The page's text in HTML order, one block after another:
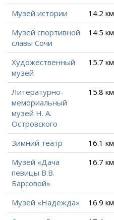
Музей истории 14.2 км
Музей спортивной
славы Сочи
14.5 км
Художественный
музей
15.7 км
Литературно-
мемориальный
музей Н. А.
Островского
15.8 км
Зимний театр 16.1 км
Музей «Дача
певицы В.В.
Барсовой»
16.7 км
Музей «Надежда» 16.9 км